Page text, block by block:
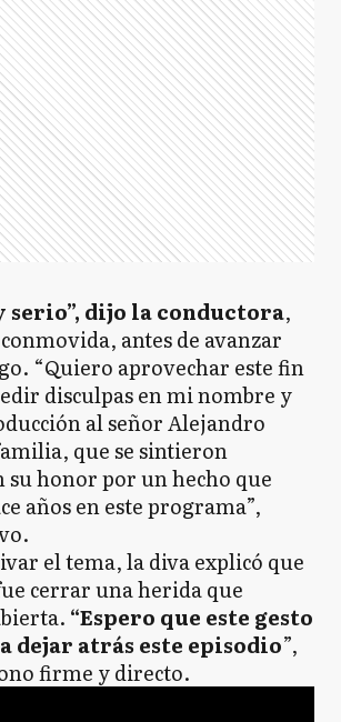
serio”, dijo la conductora,
antes de avanzar
“Quiero aprovechar este fin
disculpas en mi nombre y
al señor Alejandro
que se sintieron
su honor por un hecho que
años en este programa”,
el tema, la diva explicó que
cerrar una herida que
“Espero que este gesto
dejar atrás este episodio”,
firme y directo.